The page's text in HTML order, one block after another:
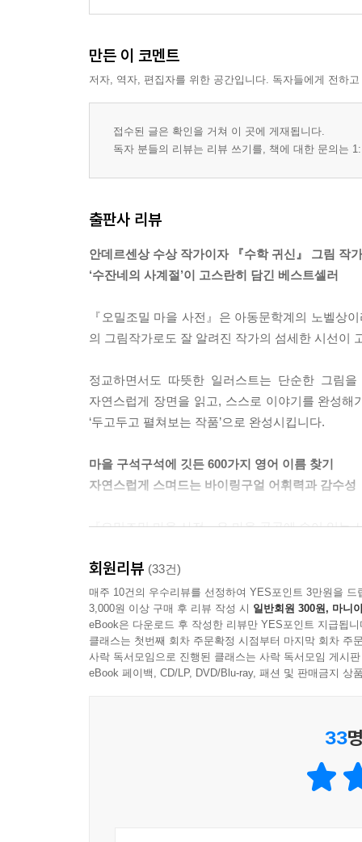
만든 이 코멘트
저자, 역자, 편집자를 위한 공간입니다. 독자들에게 전하
접수된 글은 확인을 거쳐 이 곳에 게재됩니다.
독자 분들의 리뷰는 리뷰 쓰기를, 책에 대한 문의는
출판사 리뷰
안데르센상 수상 작가이자 『수학 귀신』 그림 작
‘수잔네의 사계절’이 고스란히 담긴 베스트셀러
『오밀조밀 마을 사전』은 아동문학계의 노벨상
의 그림작가로도 잘 알려진 작가의 섬세한 시선이
정교하면서도 따뜻한 일러스트는 단순한 그림
자연스럽게 장면을 읽고, 스스로 이야기를 완성
‘두고두고 펼쳐보는 작품’으로 완성시킵니다.
마을 구석구석에 깃든 600가지 영어 이름 찾기
자연스럽게 스며드는 바이링구얼 어휘력과 감수성
『오밀조밀 마을 사전』은 마을 곳곳에 숨어 있는
골목의 가게 간판, 공원 벤치, 놀이터의 작은
있습니다.
아이들은 억지로 외우지 않아도, 그림을 보며 “이
경험은, 어휘를 오래 기억하게 만드는 가장 효과적
하나의 인물이, 동물이, 사물이 페이지마다 조금
회원리뷰 (33건)
매주 10건의 우수리뷰를 선정하여 YES포인트 3만원을 드
3,000원 이상 구매 후 리뷰 작성 시 일반회원 300원, 마니
eBook은 다운로드 후 작성한 리뷰만 YES포인트 지급됩니
클래스는 첫번째 회차 주문확정 시점부터 마지막 회차 주
사락 독서모임으로 진행된 클래스는 사락 독서모임 게시
eBook 페이백, CD/LP, DVD/Blu-ray, 패션 및 판매금지 상
33